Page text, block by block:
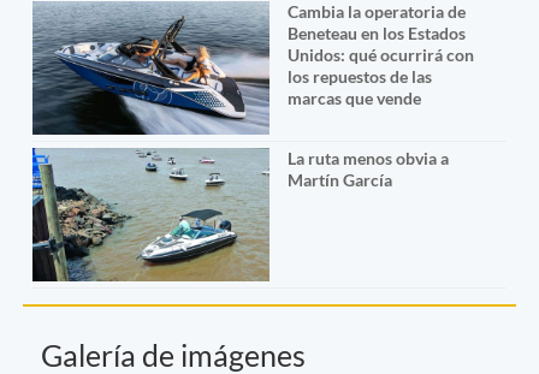
Cambia la operatoria de
Beneteau en los Estados
Unidos: qué ocurrirá con
los repuestos de las
marcas que vende
La ruta menos obvia a
Martín García
Galería de imágenes